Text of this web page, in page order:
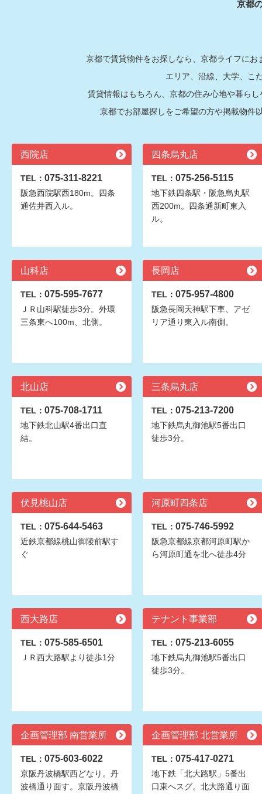
京都
京都で賃貸物件をお探しなら、京都ライフに
エリア、沿線、大学、こ
賃貸情報はもちろん、京都の住み心地や暮ら
京都でお部屋探しをご希望の方や掲載物件
西院店
TEL： 075-311-8221
阪急西院駅西180m。四条
通佐井西入ル。
四条烏丸店
TEL： 075-256-5115
地下鉄四条駅・阪急烏丸駅
西200m。四条通新町東入
ル。
山科店
TEL： 075-595-7677
ＪＲ山科駅徒歩3分。外環
三条東へ100m、北側。
長岡店
TEL： 075-957-4800
阪急長岡天神駅下車、アゼ
リア通り東入ル南側。
北山店
TEL： 075-708-1711
地下鉄北山駅4番出口直
結。
三条烏丸店
TEL： 075-213-7200
地下鉄烏丸御池駅5番出口
徒歩3分。
伏見桃山店
TEL： 075-644-5463
近鉄京都線桃山御陵前駅す
ぐ
河原町四条店
TEL： 075-746-5992
阪急京都線京都河原町駅か
ら河原町通を北へ徒歩4分
西大路店
TEL： 075-585-6501
ＪＲ西大路駅より徒歩1分
テナント事業部
TEL： 075-213-6055
地下鉄烏丸御池駅5番出口
徒歩3分。
企画管理部 南営業所
TEL： 075-603-6022
京阪丹波橋駅西どなり。丹
波橋通り面す。京阪丹波橋
企画管理部 北営業所
TEL： 075-417-0271
地下鉄「北大路駅」5番出
口東へスグ。北大路通り面